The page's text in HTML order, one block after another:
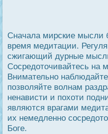
Сначала мирские мысли
время медитации.
сжигающий дурные
Сοсредοточивайтесь на
Внимательно
позволяйте волнам
ненависти и похоти
являются врагами
их немедленно
Боге.